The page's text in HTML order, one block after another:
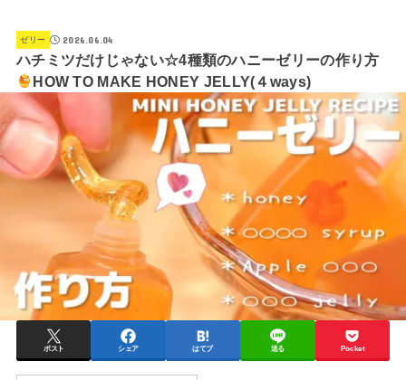
ゼリー 2026.06.04
ハチミツだけじゃない☆4種類のハニーゼリーの作り方
HOW TO MAKE HONEY JELLY(４ways)
ポスト シェア はてブ 送る Pocket